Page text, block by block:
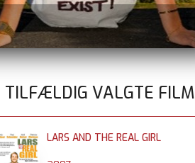
TILFÆLDIG VALGTE FILM
LARS AND THE REAL GIRL